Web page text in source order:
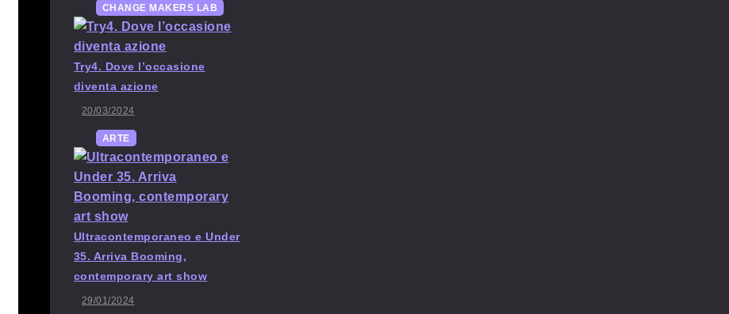
CHANGE MAKERS LAB
Try4. Dove l’occasione
diventa azione
20/03/2024
ARTE
Ultracontemporaneo e Under
35. Arriva Booming,
contemporary art show
29/01/2024